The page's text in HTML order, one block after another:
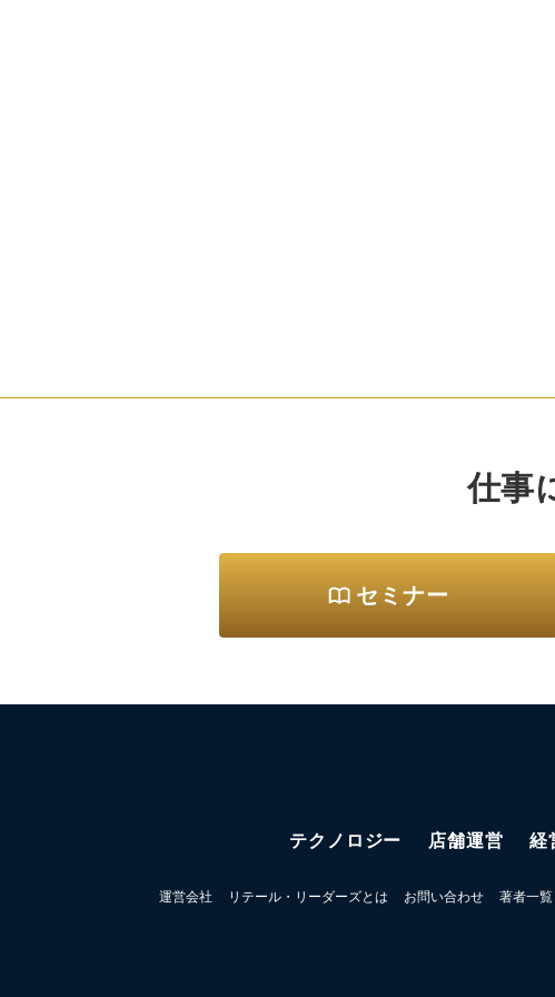
仕事
セミナー
テクノロジー 店舗運営 経
運営会社 リテール・リーダーズとは お問い合わせ 著者一覧